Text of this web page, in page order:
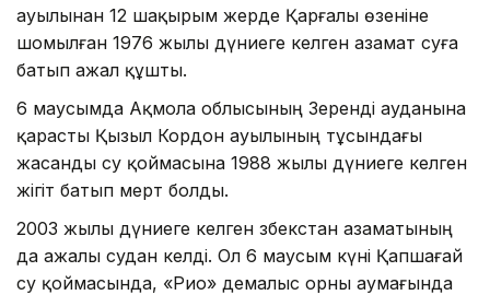
ауылынан 12 шақырым жерде Қарғалы өзеніне
шомылған 1976 жылы дүниеге келген азамат суға
батып ажал құшты.
6 маусымда Ақмола облысының Зеренді ауданына
қарасты Қызыл Кордон ауылының тұсындағы
жасанды су қоймасына 1988 жылы дүниеге келген
жігіт батып мерт болды.
2003 жылы дүниеге келген Өзбекстан азаматының
да ажалы судан келді. Ол 6 маусым күні Қапшағай
су қоймасында, «Рио» демалыс орны аумағында